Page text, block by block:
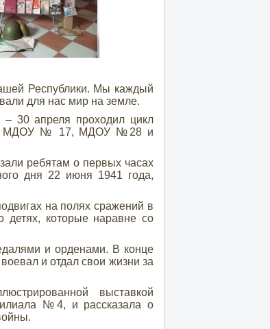
Республики. Мы каждый
для нас мир на земле.
апреля проходил цикл
МДОУ № 17, МДОУ №28 и
ребятам о первых часах
дня 22 июня 1941 года,
на полях сражений в
которые наравне со
и орденами. В конце
и отдал свои жизни за
выставкой
№4, и рассказала о